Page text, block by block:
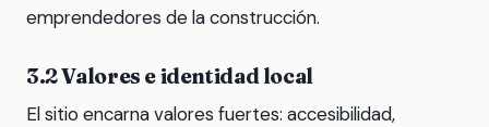
emprendedores de la construcción.
3.2 Valores e identidad local
El sitio encarna valores fuertes: accesibilidad,